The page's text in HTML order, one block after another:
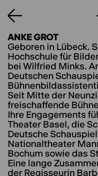
ANKE GROT
Geboren in Lübeck.
Hochschule für
bei Wilfried Minks.
Deutschen
Seit Mitte der
freischaffende
Ihre Engagements
Theater Basel, die
Deutsche
Nationaltheater
Bochum sowie das
Eine lange
der Regisseurin